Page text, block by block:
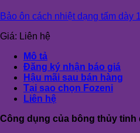
Bảo ôn cách nhiệt dạng tấm dày
Giá: Liên hệ
Mô tả
Đăng ký nhận báo giá
Hậu mãi sau bán hàng
Tại sao chọn Fozeni
Liên hệ
Công dụng của bông thủy tinh